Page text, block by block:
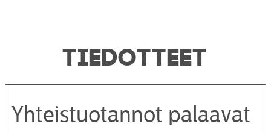
TIEDOTTEET
Yhteistuotannot palaavat